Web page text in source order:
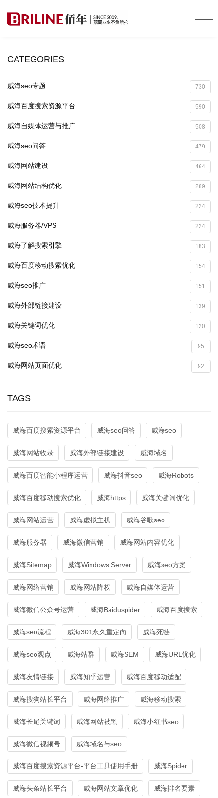
CATEGORIES
威海seo专题 730
威海百度搜索资源平台 590
威海自媒体运营与推广 508
威海seo问答 479
威海网站建设 464
威海网站结构优化 289
威海seo技术提升 224
威海服务器/VPS 224
威海了解搜索引擎 183
威海百度移动搜索优化 154
威海seo推广 151
威海外部链接建设 139
威海关键词优化 120
威海seo术语 95
威海网站页面优化 92
TAGS
威海百度搜索资源平台 威海seo问答 威海seo
威海网站收录 威海外部链接建设 威海域名
威海百度智能小程序运营 威海抖音seo 威海Robots
威海百度移动搜索优化 威海https 威海关键词优化
威海网站运营 威海虚拟主机 威海谷歌seo
威海服务器 威海微信营销 威海网站内容优化
威海Sitemap 威海Windows Server 威海seo方案
威海网络营销 威海网站降权 威海自媒体运营
威海微信公众号运营 威海Baiduspider 威海百度搜索
威海seo流程 威海301永久重定向 威海死链
威海seo观点 威海站群 威海SEM 威海URL优化
威海友情链接 威海知乎运营 威海百度移动适配
威海搜狗站长平台 威海网络推广 威海移动搜索
威海长尾关键词 威海网站被黑 威海小红书seo
威海微信视频号 威海域名与seo
威海百度搜索资源平台-平台工具使用手册 威海Spider
威海头条站长平台 威海网站文章优化 威海排名要素